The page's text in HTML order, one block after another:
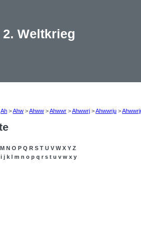
Weltkrieg
Ah >Ahw >Ahww >Ahwwr >Ahwwrj >Ahwwrju >
M N O P Q R S T U V W X Y Z
i j k l m n o p q r s t u v w x y